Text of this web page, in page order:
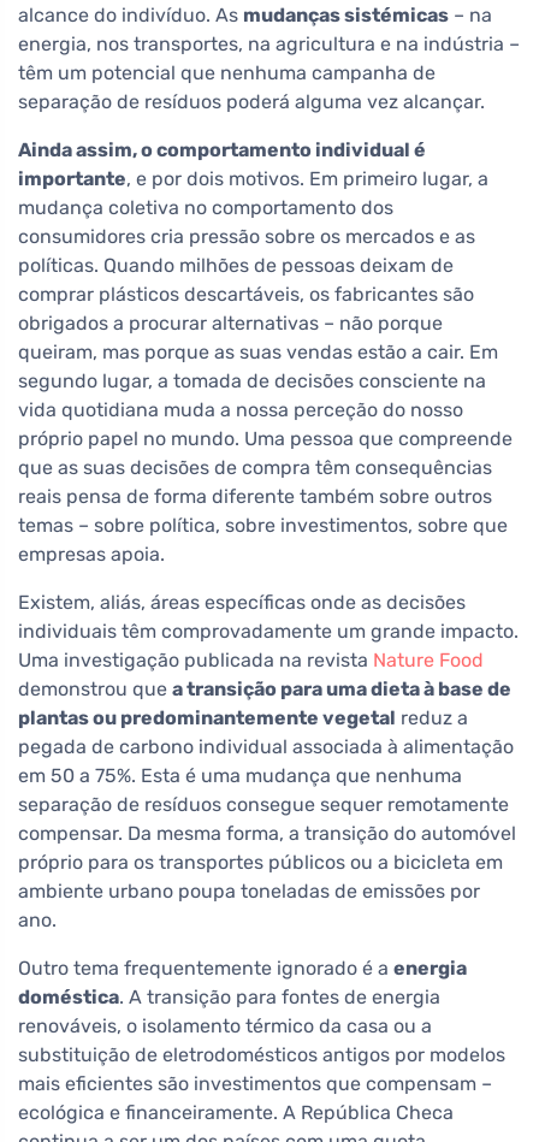
alcance do indivíduo. As mudanças sistémicas – na
energia, nos transportes, na agricultura e na indústria –
têm um potencial que nenhuma campanha de
separação de resíduos poderá alguma vez alcançar.
Ainda assim, o comportamento individual é
importante, e por dois motivos. Em primeiro lugar, a
mudança coletiva no comportamento dos
consumidores cria pressão sobre os mercados e as
políticas. Quando milhões de pessoas deixam de
comprar plásticos descartáveis, os fabricantes são
obrigados a procurar alternativas – não porque
queiram, mas porque as suas vendas estão a cair. Em
segundo lugar, a tomada de decisões consciente na
vida quotidiana muda a nossa perceção do nosso
próprio papel no mundo. Uma pessoa que compreende
que as suas decisões de compra têm consequências
reais pensa de forma diferente também sobre outros
temas – sobre política, sobre investimentos, sobre que
empresas apoia.
Existem, aliás, áreas específicas onde as decisões
individuais têm comprovadamente um grande impacto.
Uma investigação publicada na revista Nature Food
demonstrou que a transição para uma dieta à base de
plantas ou predominantemente vegetal reduz a
pegada de carbono individual associada à alimentação
em 50 a 75%. Esta é uma mudança que nenhuma
separação de resíduos consegue sequer remotamente
compensar. Da mesma forma, a transição do automóvel
próprio para os transportes públicos ou a bicicleta em
ambiente urbano poupa toneladas de emissões por
ano.
Outro tema frequentemente ignorado é a energia
doméstica. A transição para fontes de energia
renováveis, o isolamento térmico da casa ou a
substituição de eletrodomésticos antigos por modelos
mais eficientes são investimentos que compensam –
ecológica e financeiramente. A República Checa